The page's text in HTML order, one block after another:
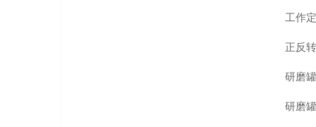
工作
正反
研磨
研磨